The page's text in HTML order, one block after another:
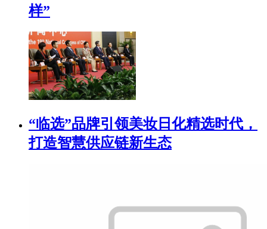
样”
“临选”品牌引领美妆日化精选时代，
打造智慧供应链新生态